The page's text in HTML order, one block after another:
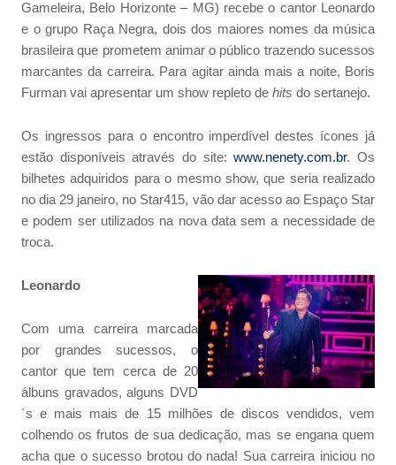
Gameleira, Belo Horizonte – MG) recebe o cantor Leonardo
e o grupo Raça Negra, dois dos maiores nomes da música
brasileira que prometem animar o público trazendo sucessos
marcantes da carreira. Para agitar ainda mais a noite, Boris
Furman vai apresentar um show repleto de hits do sertanejo.
Os ingressos para o encontro imperdível destes ícones já
estão disponíveis através do site:www.nenety.com.br. Os
bilhetes adquiridos para o mesmo show, que seria realizado
no dia 29 janeiro, no Star415, vão dar acesso ao Espaço Star
e podem ser utilizados na nova data sem a necessidade de
troca.
Leonardo
Com uma carreira marcada
por grandes sucessos, o
cantor que tem cerca de 20
álbuns gravados, alguns DVD
´s e mais mais de 15 milhões de discos vendidos, vem
colhendo os frutos de sua dedicação, mas se engana quem
acha que o sucesso brotou do nada! Sua carreira iniciou no